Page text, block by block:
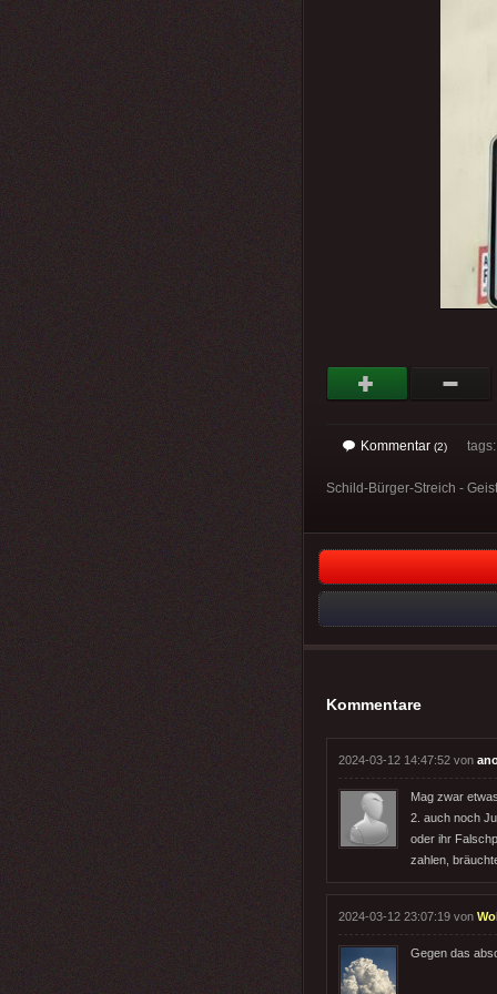
Kommentar (2)
Schild-Bürger-Streich -
Kommentare
2024-03-12 14:47:52 von
Mag zwar
2. auch noch
oder ihr
zahlen,
2024-03-12 23:07:19 von
Gegen das